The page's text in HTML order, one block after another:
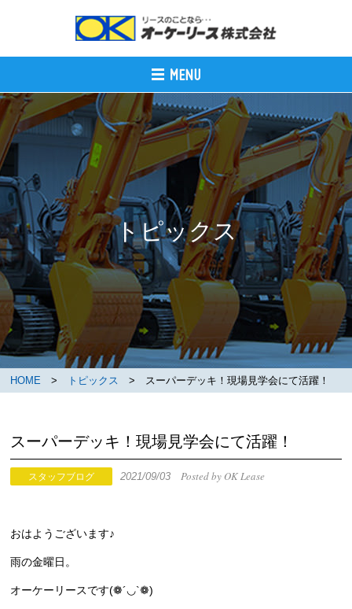
トピックス
HOME > トピックス > スーパーデッキ！現場見学会にて活躍！
スーパーデッキ！現場見学会にて活躍！
スタッフブログ 2021/09/03Posted by OK Lease
おはようございます♪
雨の金曜日。
オーケーリースです(❁´◡`❁)